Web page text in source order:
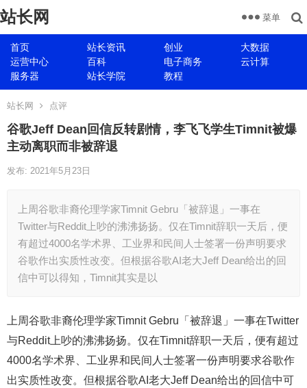
站长网
首页 站长资讯 创业
大数据
运营中心
百科 电子商务
云计算
服务器
站长学院 教程
菜单
站长网 点评
谷歌Jeff Dean回信反转剧情，李飞飞学生Timnit被爆
主动离职而非被辞退
发布: 2021年5月23日
上周谷歌非裔伦理学家Timnit Gebru「被辞退」一事在
Twitter与Reddit上吵的沸沸扬扬。仅在Timnit辞职一天后，便
有超过4000名学术界、工业界和民间人士签署一份声明要求
谷歌作出实质性改变。但根据谷歌AI老大Jeff Dean给出的回
信中可以得知，Timnit其实是以
上周谷歌非裔伦理学家Timnit Gebru「被辞退」一事在Twitter
与Reddit上吵的沸沸扬扬。仅在Timnit辞职一天后，便有超过
4000名学术界、工业界和民间人士签署一份声明要求谷歌作
出实质性改变。但根据谷歌AI老大Jeff Dean给出的回信中可